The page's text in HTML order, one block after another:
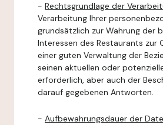
- Rechtsgrundlage der
Verarbeitung Ihrer
grundsätzlich zur Wahrung der
Interessen des Restaurants zur
einer guten Verwaltung der
seinen aktuellen oder
erforderlich, aber auch der
darauf gegebenen Antworten.
- Aufbewahrungsdauer der